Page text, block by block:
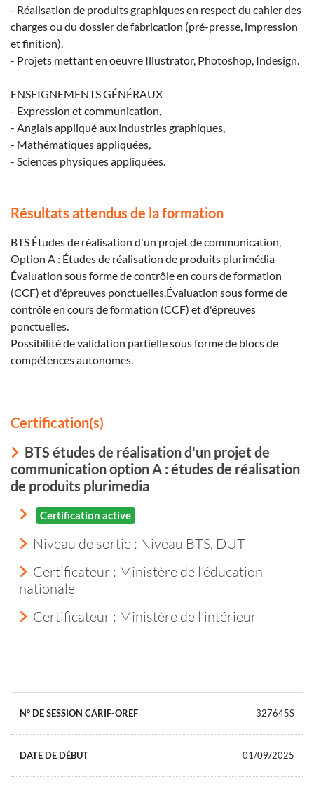
- Réalisation de produits graphiques en respect du cahier des
charges ou du dossier de fabrication (pré-presse, impression
et finition).
- Projets mettant en oeuvre Illustrator, Photoshop, Indesign.
ENSEIGNEMENTS GÉNÉRAUX
- Expression et communication,
- Anglais appliqué aux industries graphiques,
- Mathématiques appliquées,
- Sciences physiques appliquées.
Résultats attendus de la formation
BTS Études de réalisation d'un projet de communication,
Option A : Études de réalisation de produits plurimédia
Évaluation sous forme de contrôle en cours de formation
(CCF) et d'épreuves ponctuelles.Évaluation sous forme de
contrôle en cours de formation (CCF) et d'épreuves
ponctuelles.
Possibilité de validation partielle sous forme de blocs de
compétences autonomes.
Certification(s)
BTS études de réalisation d'un projet de
communication option A : études de réalisation
de produits plurimedia
Certification active
Niveau de sortie : Niveau BTS, DUT
Certificateur : Ministère de l'éducation
nationale
Certificateur : Ministère de l'intérieur
327645S
01/09/2025